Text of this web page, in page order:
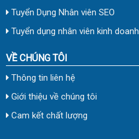
Tuyển Dụng Nhân viên SEO
Tuyển dụng nhân viên kinh doanh
VỀ CHÚNG TÔI
Thông tin liên hệ
Giới thiệu về chúng tôi
Cam kết chất lượng